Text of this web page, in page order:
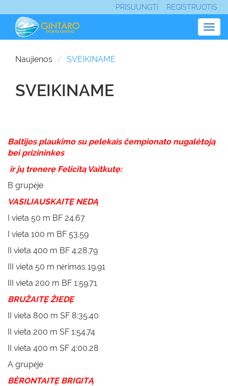
PRISIJUNGTI REGISTRUOTIS
Naujienos SVEIKINAME
SVEIKINAME
Baltijos plaukimo su pelekais čempionato nugalėtoją
bei prizininkes
ir jų trenerę Felicitą Vaitkutę:
B grupėje
VASILIAUSKAITĘ NEDĄ
I vieta 50 m BF 24.67
I vieta 100 m BF 53.59
II vieta 400 m BF 4:28.79
III vieta 50 m nėrimas 19.91
III vieta 200 m BF 1:59.71
BRUŽAITĘ ŽIEDĘ
II vieta 800 m SF 8:35.40
II vieta 200 m SF 1:54.74
II vieta 400 m SF 4:00.28
A grupėje
BĖRONTAITĘ BRIGITĄ